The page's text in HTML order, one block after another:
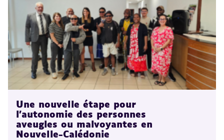
Une nouvelle étape pour
l’autonomie des personnes
aveugles ou malvoyantes en
Nouvelle-Calédonie